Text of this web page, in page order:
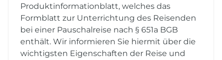
Produktinformationblatt, welches das
Formblatt zur Unterrichtung des Reisenden
bei einer Pauschalreise nach § 651a BGB
enthält. Wir informieren Sie hiermit über die
wichtigsten Eigenschaften der Reise und